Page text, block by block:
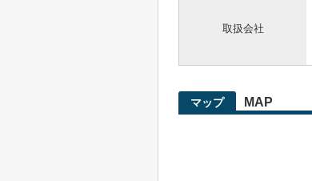
取扱会社
マップ MAP